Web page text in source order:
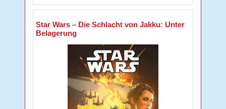
Star Wars – Die Schlacht von Jakku: Unter
Belagerung